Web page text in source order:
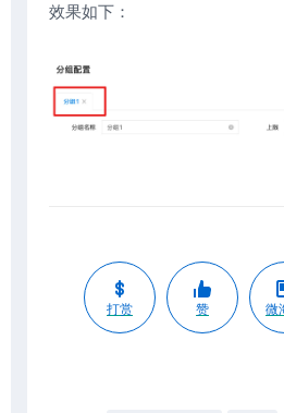
效果如下：
打赏 赞 微